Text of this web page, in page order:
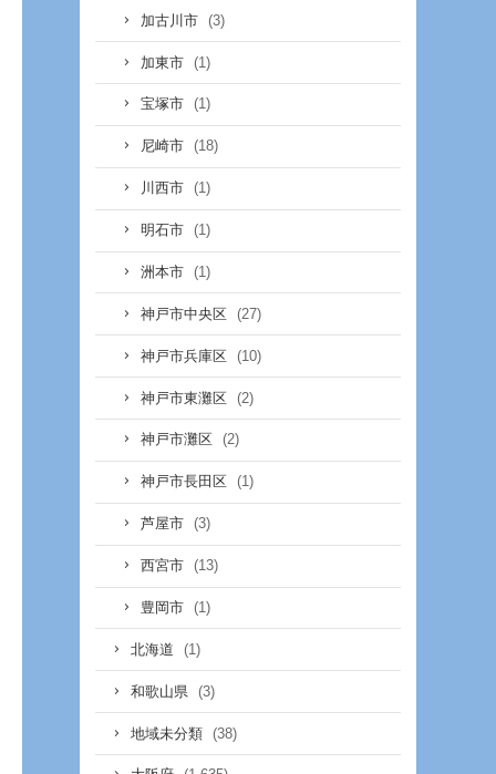
加古川市 (3)
加東市 (1)
宝塚市 (1)
尼崎市 (18)
川西市 (1)
明石市 (1)
洲本市 (1)
神戸市中央区 (27)
神戸市兵庫区 (10)
神戸市東灘区 (2)
神戸市灘区 (2)
神戸市長田区 (1)
芦屋市 (3)
西宮市 (13)
豊岡市 (1)
北海道 (1)
和歌山県 (3)
地域未分類 (38)